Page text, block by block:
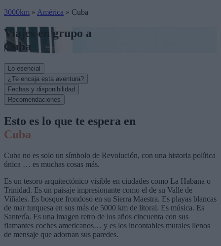
3000km » América » Cuba
Viajes en grupo a
Cuba
Lo esencial
¿Te encaja esta aventura?
Fechas y disponibilidad
Recomendaciones
Esto es lo que te espera en
Cuba
Cuba no es solo un símbolo de Revolución, con una historia política
única … es muchas cosas más.
Es un tesoro arquitectónico visible en ciudades como La Habana o
Trinidad. Es un paisaje impresionante como el de su Valle de
Viñales. Es bosque frondoso en su Sierra Maestra. Es playas blancas
de mar turquesa en sus más de 5000 km de litoral. Es música. Es
Santería. Es una imagen retro de los años cincuenta con sus
flamantes coches americanos… y es los incontables murales llenos
de mensaje que adornan sus paredes.